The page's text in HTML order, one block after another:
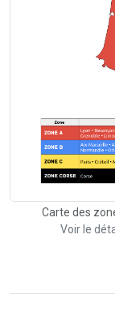
Carte des
Voir le